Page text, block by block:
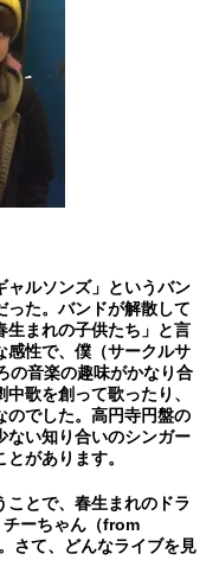
ャルソンズ」というバン
った。バンドが解散して
生まれの子供たち」と言
感性で、僕（サークルサ
の音楽の趣味がかなり合
歌を創って歌ったり、
のでした。高円寺円盤の
ない知り合いのシンガー
があります。
ことで、春生まれのドラ
チーちゃん（from
さて、どんなライブを見